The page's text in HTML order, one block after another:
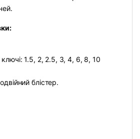
ключі: 1.5, 2, 2.5, 3, 4, 6, 8, 10
блістер.